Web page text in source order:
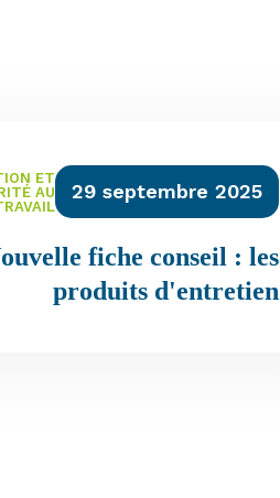
ET
AU
29 septembre 2025
fiche conseil : les
produits d'entretien